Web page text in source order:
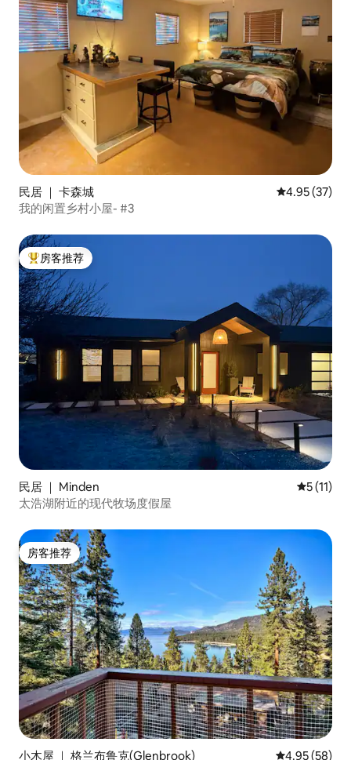
民居 ｜ 卡森城 平均评分
4.95 (37)
我的闲置乡村小屋- #3
热门「房客推荐」
房客推荐
民居 ｜ Minden 平均评分
5 (11)
太浩湖附近的现代牧场度假屋
房客推荐
房客推荐
小木屋 ｜ 格兰布鲁克(Glenbrook) 平均评分
4.95 (58)